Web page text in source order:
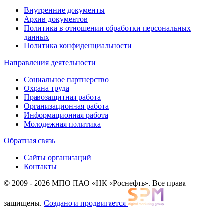
Внутренние документы
Архив документов
Политика в отношении обработки персональных
данных
Политика конфиденциальности
Направления деятельности
Социальное партнерство
Охрана труда
Правозащитная работа
Организационная работа
Информационная работа
Молодежная политика
Обратная связь
Сайты организаций
Контакты
© 2009 - 2026 МПО ПАО «НК «Роснефть». Все права
защищены. Создано и продвигается